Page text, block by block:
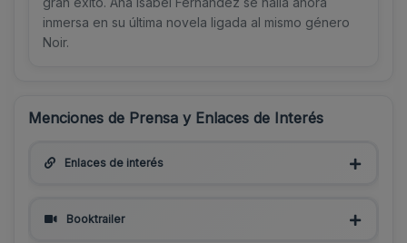
inmersa en su última novela ligada al mismo género
Noir.
Menciones de Prensa y Enlaces de Interés
Enlaces de interés
Booktrailer